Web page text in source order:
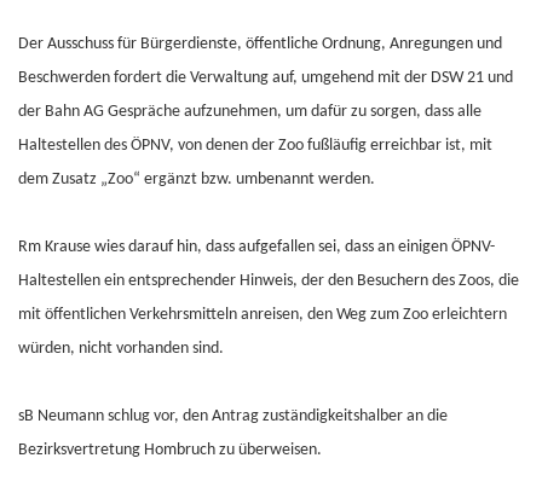
Der Ausschuss für Bürgerdienste, öffentliche Ordnung, Anregungen und
Beschwerden fordert die Verwaltung auf, umgehend mit der DSW 21 und
der Bahn AG Gespräche aufzunehmen, um dafür zu sorgen, dass alle
Haltestellen des ÖPNV, von denen der Zoo fußläufig erreichbar ist, mit
dem Zusatz „Zoo“ ergänzt bzw. umbenannt werden.
Rm Krause wies darauf hin, dass aufgefallen sei, dass an einigen ÖPNV-
Haltestellen ein entsprechender Hinweis, der den Besuchern des Zoos, die
mit öffentlichen Verkehrsmitteln anreisen, den Weg zum Zoo erleichtern
würden, nicht vorhanden sind.
sB Neumann schlug vor, den Antrag zuständigkeitshalber an die
Bezirksvertretung Hombruch zu überweisen.